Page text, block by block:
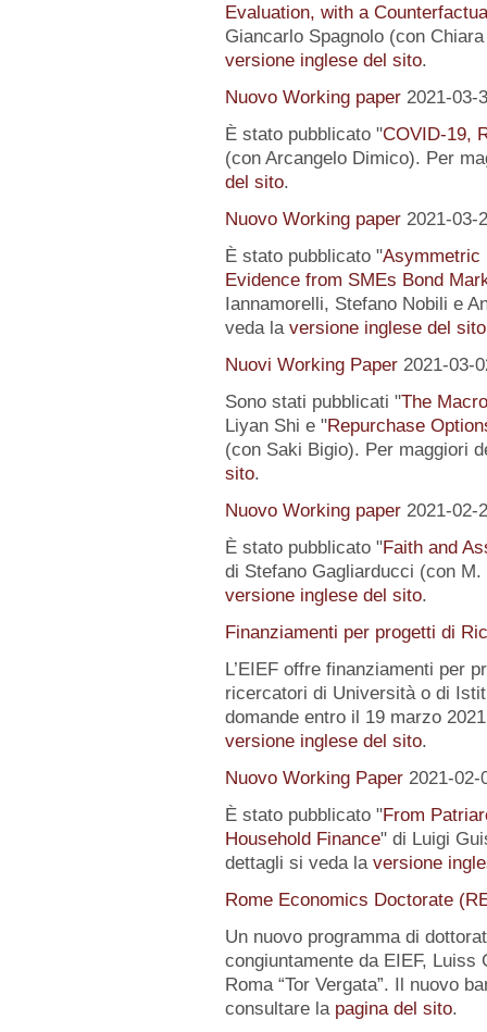
Evaluation, with a
Giancarlo Spagnolo (con
versione inglese del sito.
Nuovo Working paper 2021-03-
È stato pubblicato "COVID-19,
(con Arcangelo Dimico). Per
del sito.
Nuovo Working paper 2021-03-
È stato pubblicato "Asymmetric
Evidence from SMEs Bond
Iannamorelli, Stefano Nobili e
veda la versione inglese del sito
Nuovi Working Paper 2021-03-
Sono stati pubblicati "The
Liyan Shi e "Repurchase
(con Saki Bigio). Per maggiori
sito.
Nuovo Working paper 2021-02-
È stato pubblicato "Faith and
di Stefano Gagliarducci (con
versione inglese del sito.
Finanziamenti per progetti di
L’EIEF offre finanziamenti per
ricercatori di Università o di
domande entro il 19 marzo
versione inglese del sito.
Nuovo Working Paper 2021-02-
È stato pubblicato "From
Household Finance" di Luigi
dettagli si veda la versione
Rome Economics Doctorate
Un nuovo programma di
congiuntamente da EIEF, Luiss
Roma “Tor Vergata”. Il nuovo
consultare la pagina del sito.